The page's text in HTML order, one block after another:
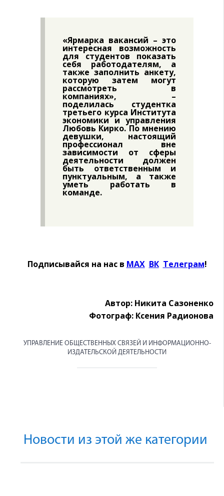
«Ярмарка вакансий – это
интересная возможность
для студентов показать
себя работодателям, а
также заполнить анкету,
которую затем могут
рассмотреть в
компаниях», –
поделилась студентка
третьего курса Института
экономики и управления
Любовь Кирко. По мнению
девушки, настоящий
профессионал вне
зависимости от сферы
деятельности должен
быть ответственным и
пунктуальным, а также
уметь работать в
команде.
Подписывайся на нас в MAXӀ ВКӀ Телеграм!
Автор: Никита Сазоненко
Фотограф: Ксения Радионова
УПРАВЛЕНИЕ ОБЩЕСТВЕННЫХ СВЯЗЕЙ И ИНФОРМАЦИОННО-
ИЗДАТЕЛЬСКОЙ ДЕЯТЕЛЬНОСТИ
Новости из этой же категории